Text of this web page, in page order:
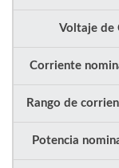
Voltaje de
Corriente
Rango de
Potencia